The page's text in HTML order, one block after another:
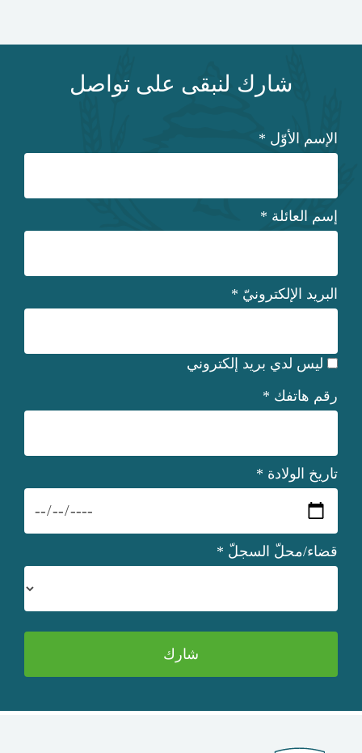
شارك لنبقى على تواصل
الإسم الأوّل *
إسم العائلة *
البريد الإلكترونيّ *
ليس لدي بريد إلكتروني
رقم هاتفك *
تاريخ الولادة *
قضاء/محلّ السجلّ *